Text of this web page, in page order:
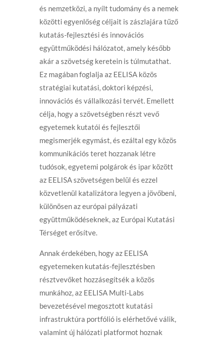
és nemzetközi, a nyílt tudomány és a nemek
közötti egyenlőség céljait is zászlajára tűző
kutatás-fejlesztési és innovációs
együttműködési hálózatot, amely később
akár a szövetség keretein is túlmutathat.
Ez magában foglalja az EELISA közös
stratégiai kutatási, doktori képzési,
innovációs és vállalkozási tervét. Emellett
célja, hogy a szövetségben részt vevő
egyetemek kutatói és fejlesztői
megismerjék egymást, és ezáltal egy közös
kommunikációs teret hozzanak létre
tudósok, egyetemi polgárok és ipar között
az EELISA szövetségen belül és ezzel
közvetlenül katalizátora legyen a jövőbeni,
különösen az európai pályázati
együttműködéseknek, az Európai Kutatási
Térséget erősítve.
Annak érdekében, hogy az EELISA
egyetemeken kutatás-fejlesztésben
résztvevőket hozzásegítsék a közös
munkához, az EELISA Multi-Labs
bevezetésével megosztott kutatási
infrastruktúra portfólió is elérhetővé válik,
valamint új hálózati platformot hoznak